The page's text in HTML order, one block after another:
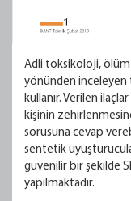
Adli toksikoloji, ölüm
yönünden inceleyen
kullanır. Verilen
kişinin
sorusuna cevap
sentetik
güvenilir bir şekilde
yapılmaktadır.